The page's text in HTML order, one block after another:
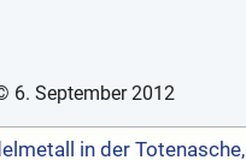
6. September 2012